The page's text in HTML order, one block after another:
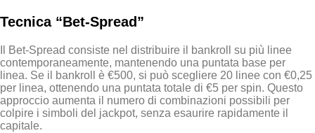
Tecnica “Bet‑Spread”
Il Bet‑Spread consiste nel distribuire il bankroll su più linee
contemporaneamente, mantenendo una puntata base per
linea. Se il bankroll è €500, si può scegliere 20 linee con €0,25
per linea, ottenendo una puntata totale di €5 per spin. Questo
approccio aumenta il numero di combinazioni possibili per
colpire i simboli del jackpot, senza esaurire rapidamente il
capitale.